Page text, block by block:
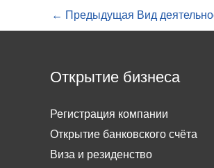
← Предыдущая Вид
Открытие бизнеса
Регистрация компании
Открытие банковского счёта
Виза и резиденство